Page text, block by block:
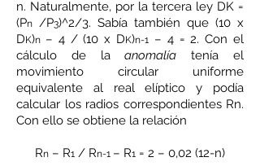
n. Naturalmente, por la tercera ley DK =
(Pn /P3)^2/3. Sabía también que (10 x
DK)n – 4 / (10 x DK)n-1 – 4 = 2. Con el
cálculo de laanomalía tenía el
movimiento circular uniforme
equivalente al real elíptico y podía
calcular los radios correspondientes Rn.
Con ello se obtiene la relación
Rn – R1 / Rn-1 – R1 = 2 – 0,02 (12-n)